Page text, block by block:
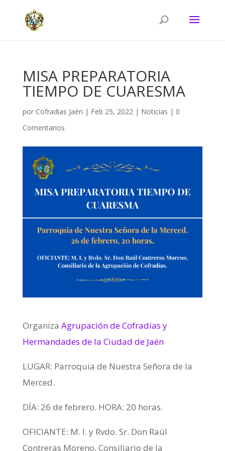
MISA PREPARATORIA
TIEMPO DE CUARESMA
por Cofradias Jaén | Feb 25, 2022| Noticias | 0
Comentarios
Organiza Agrupación de Cofradías y
Hermandades de la Ciudad de Jaén
LUGAR: Parroquia de Nuestra Señora de la
Merced.
DÍA: 26 de febrero. HORA: 20 horas.
OFICIANTE: M. I. y Rvdo. Sr. Don Raúl
Contreras Moreno, Consiliario de la